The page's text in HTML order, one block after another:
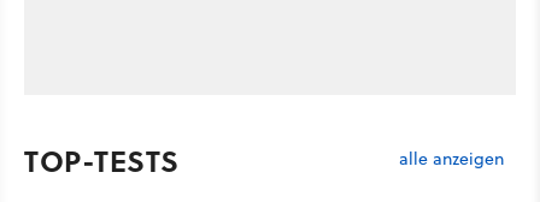
TOP-TESTS alle anzeigen